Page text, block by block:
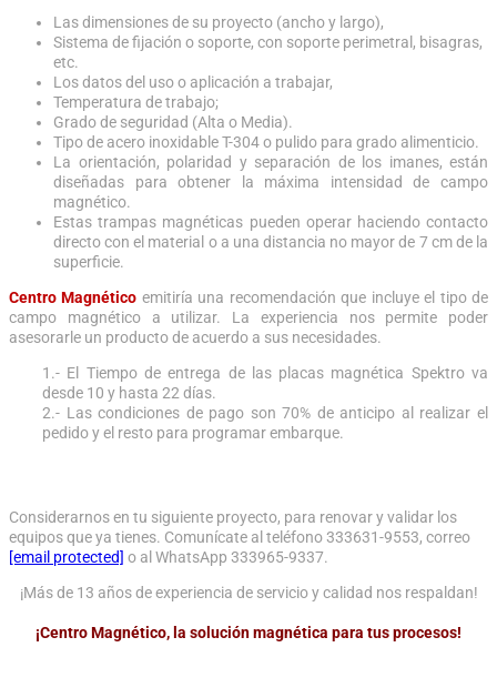
Las dimensiones de su proyecto (ancho y largo),
Sistema de fijación o soporte, con soporte perimetral, bisagras,
etc.
Los datos del uso o aplicación a trabajar,
Temperatura de trabajo;
Grado de seguridad (Alta o Media).
Tipo de acero inoxidable T-304 o pulido para grado alimenticio.
La orientación, polaridad y separación de los imanes, están
diseñadas para obtener la máxima intensidad de campo
magnético.
Estas trampas magnéticas pueden operar haciendo contacto
directo con el material o a una distancia no mayor de 7 cm de la
superficie.
Centro Magnético emitiría una recomendación que incluye el tipo de
campo magnético a utilizar. La experiencia nos permite poder
asesorarle un producto de acuerdo a sus necesidades.
1.- El Tiempo de entrega de las placas magnética Spektro va
desde 10 y hasta 22 días.
2.- Las condiciones de pago son 70% de anticipo al realizar el
pedido y el resto para programar embarque.
Considerarnos en tu siguiente proyecto, para renovar y validar los
equipos que ya tienes. Comunícate al teléfono 333631-9553, correo
[email protected] o al WhatsApp 333965-9337.
¡Más de 13 años de experiencia de servicio y calidad nos respaldan!
¡Centro Magnético, la solución magnética para tus procesos!